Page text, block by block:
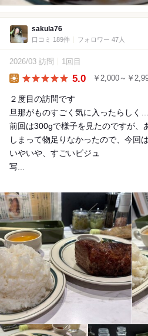
sakula76
口コミ 189件 フォロワー 47人
2026/03 訪問 1回目
5.0 ￥2,000～￥
２度目の訪問です
旦那がものすごく気に入ったらしく
前回は300gで様子を見たのですが、
しまって物足りなかったので、今回
いやいや、すごいビジュ
写...